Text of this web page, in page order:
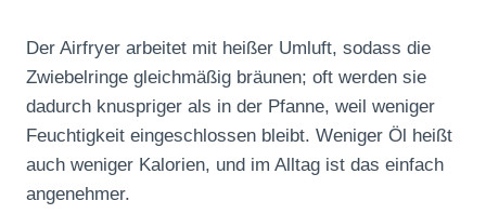
Der Airfryer arbeitet mit heißer Umluft, sodass die
Zwiebelringe gleichmäßig bräunen; oft werden sie
dadurch knuspriger als in der Pfanne, weil weniger
Feuchtigkeit eingeschlossen bleibt. Weniger Öl heißt
auch weniger Kalorien, und im Alltag ist das einfach
angenehmer.